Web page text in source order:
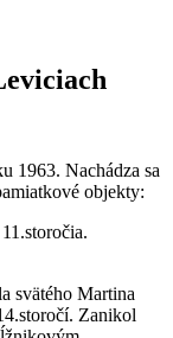
1963. Nachádza sa
objekty:
svätého Martina
Zanikol